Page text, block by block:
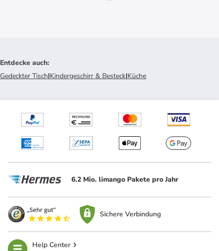
Entdecke auch:
Gedeckter Tisch|Kindergeschirr & Besteck|Küche
6.2 Mio. limango Pakete pro Jahr
Sichere Verbindung
Help Center